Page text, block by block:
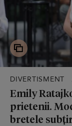
DIVERTISMENT
Emily
prietenii.
bretele